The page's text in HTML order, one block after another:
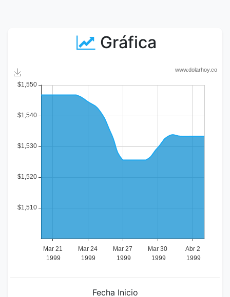
Gráfica
Fecha Inicio